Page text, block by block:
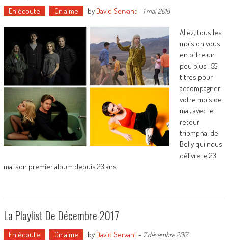
En écoute On aime by David Servant- 1 mai 2018
Allez, tous les
mois on vous
en offre un
peu plus : 55
titres pour
accompagner
votre mois de
mai, avec le
retour
triomphal de
Belly qui nous
délivre le 23
mai son premier album depuis 23 ans.
La Playlist De Décembre 2017
En écoute On aime by David Servant- 7 décembre 2017